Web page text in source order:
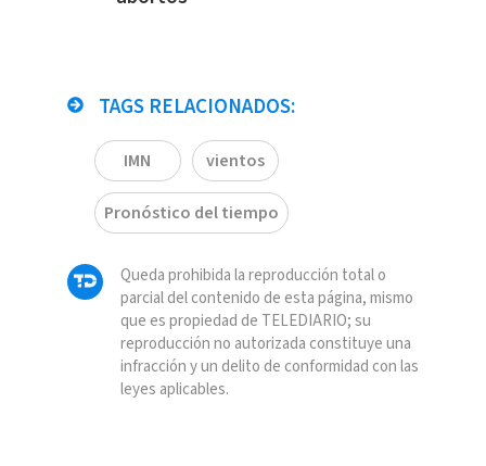
TAGS RELACIONADOS:
IMN vientos
Pronóstico del tiempo
Queda prohibida la reproducción total o
parcial del contenido de esta página, mismo
que es propiedad de TELEDIARIO; su
reproducción no autorizada constituye una
infracción y un delito de conformidad con las
leyes aplicables.